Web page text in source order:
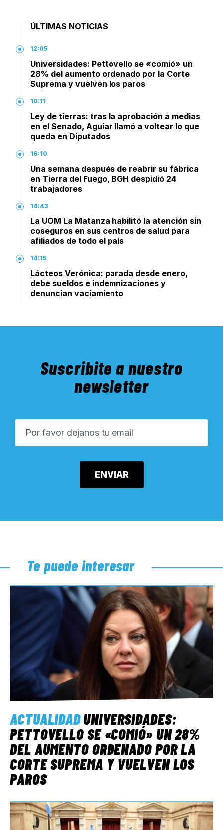
ÚLTIMAS NOTICIAS
12:05
Universidades: Pettovello se «comió» un
28% del aumento ordenado por la Corte
Suprema y vuelven los paros
10:11
Ley de tierras: tras la aprobación a medias
en el Senado, Aguiar llamó a voltear lo que
queda en Diputados
16:10
Una semana después de reabrir su fábrica
en Tierra del Fuego, BGH despidió 24
trabajadores
14:43
La UOM La Matanza habilitó la atención sin
coseguros en sus centros de salud para
afiliados de todo el país
14:15
Lácteos Verónica: parada desde enero,
debe sueldos e indemnizaciones y
denuncian vaciamiento
Suscribite a nuestro
newsletter
Te puede interesar
ACTUALIDADUNIVERSIDADES:
PETTOVELLO SE «COMIÓ» UN 28%
DEL AUMENTO ORDENADO POR LA
CORTE SUPREMA Y VUELVEN LOS
PAROS